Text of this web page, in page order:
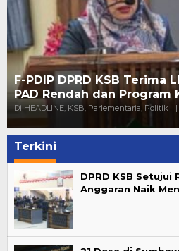
F-PDIP DPRD KSB Terima
PAD Rendah dan Program
Di HEADLINE, KSB, Parlementaria, Politik |
Terkini
DPRD KSB
Anggaran Naik